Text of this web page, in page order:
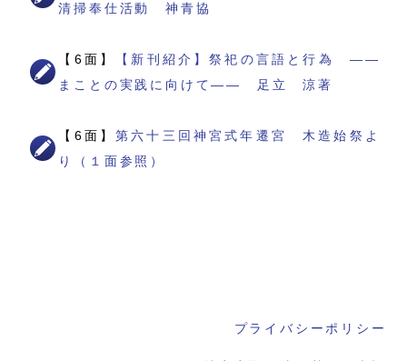
清掃奉仕活動 神青協
【6面】
【新刊紹介】祭祀の言語と行為 ――
まことの実践に向けて―― 足立 涼著
【6面】第六十三回神宮式年遷宮 木造始祭よ
り（１面参照）
プライバシーポリシー